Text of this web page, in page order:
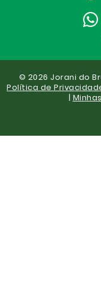
© 2026 Jorani do
Política de
|